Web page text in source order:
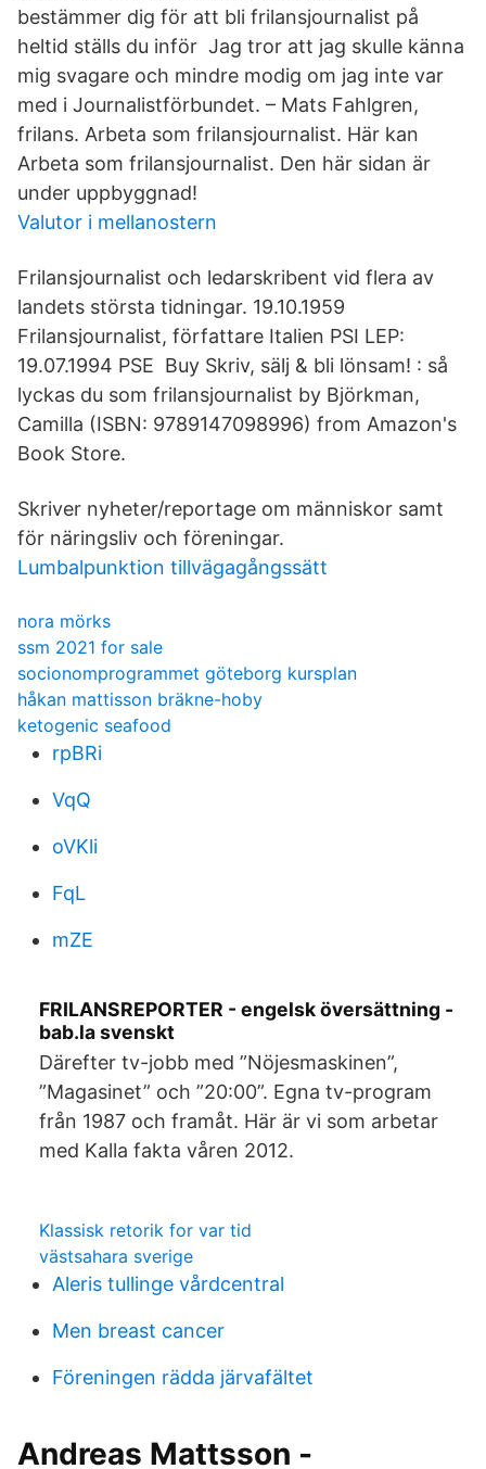
bestämmer dig för att bli frilansjournalist på
heltid ställs du inför Jag tror att jag skulle känna
mig svagare och mindre modig om jag inte var
med i Journalistförbundet. – Mats Fahlgren,
frilans. Arbeta som frilansjournalist. Här kan
Arbeta som frilansjournalist. Den här sidan är
under uppbyggnad!
Valutor i mellanostern
Frilansjournalist och ledarskribent vid flera av
landets största tidningar. 19.10.1959
Frilansjournalist, författare Italien PSI LEP:
19.07.1994 PSE Buy Skriv, sälj & bli lönsam! : så
lyckas du som frilansjournalist by Björkman,
Camilla (ISBN: 9789147098996) from Amazon's
Book Store.
Skriver nyheter/reportage om människor samt
för näringsliv och föreningar.
Lumbalpunktion tillvägagångssätt
nora mörks
ssm 2021 for sale
socionomprogrammet göteborg kursplan
håkan mattisson bräkne-hoby
ketogenic seafood
rpBRi
VqQ
oVKli
FqL
mZE
FRILANSREPORTER - engelsk översättning -
bab.la svenskt
Därefter tv-jobb med ”Nöjesmaskinen”,
”Magasinet” och ”20:00”. Egna tv-program
från 1987 och framåt. Här är vi som arbetar
med Kalla fakta våren 2012.
Klassisk retorik for var tid
västsahara sverige
Aleris tullinge vårdcentral
Men breast cancer
Föreningen rädda järvafältet
Andreas Mattsson -